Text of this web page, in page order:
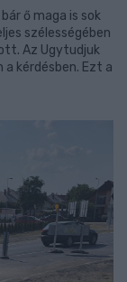
ő maga is sok
szélességében
Az Ugytudjuk
kérdésben. Ezt a